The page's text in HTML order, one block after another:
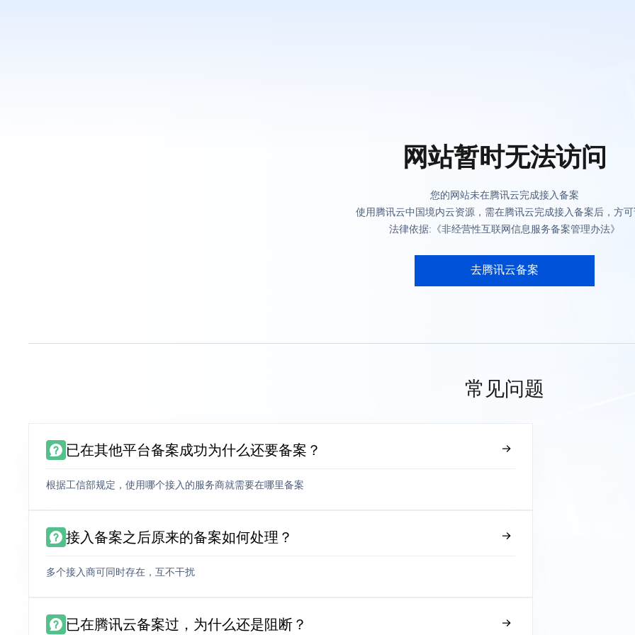
网站暂时无法访问
您的网站未在腾讯云完成接入备案
使用腾讯云中国境内云资源，需在腾讯云完成接入备案后，方
法律依据:《非经营性互联网信息服务备案管理办法》
去腾讯云备案
常见问题
已在其他平台备案成功为什么还要备案？
根据工信部规定，使用哪个接入的服务商就需要在哪里备案
接入备案之后原来的备案如何处理？
多个接入商可同时存在，互不干扰
已在腾讯云备案过，为什么还是阻断？